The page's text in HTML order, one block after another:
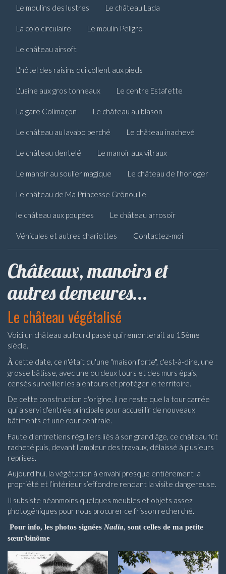
Le moulins des lustres Le château Lada
La colo circulaire Le moulin Peligro
Le château airsoft
L'hôtel des raisins qui collent aux pieds
L'usine aux gros tonneaux Le centre Estafette
La gare Colimaçon Le château au blason
Le château au lavabo perché Le château inachevé
Le château dentelé Le manoir aux vitraux
Le manoir au soulier magique Le château de l'horloger
Le château de Ma Princesse Grônouille
le château aux poupées Le château arrosoir
Véhicules et autres chariottes Contactez-moi
Châteaux, manoirs et
autres demeures...
Le château végétalisé
Voici un château au lourd passé qui remonterait au 15ème
siècle.
À cette date, ce n'était qu'une "maison forte", c'est-à-dire, une
grosse bâtisse, avec une ou deux tours et des murs épais,
censés surveiller les alentours et protéger le territoire.
De cette construction d'origine, il ne reste que la tour carrée
qui a servi d'entrée principale pour accueillir de nouveaux
bâtiments et une cour centrale.
Faute d'entretiens réguliers liés à son grand âge, ce château fût
racheté puis, devant l'ampleur des travaux, délaissé à plusieurs
reprises.
Aujourd'hui, la végétation à envahi presque entièrement la
propriété et l’intérieur s’effondre rendant la visite dangereuse.
Il subsiste néanmoins quelques meubles et objets assez
photogéniques pour nous procurer ce frisson recherché.
Pour info, les photos signées Nadia, sont celles de ma petite
sœur/binôme